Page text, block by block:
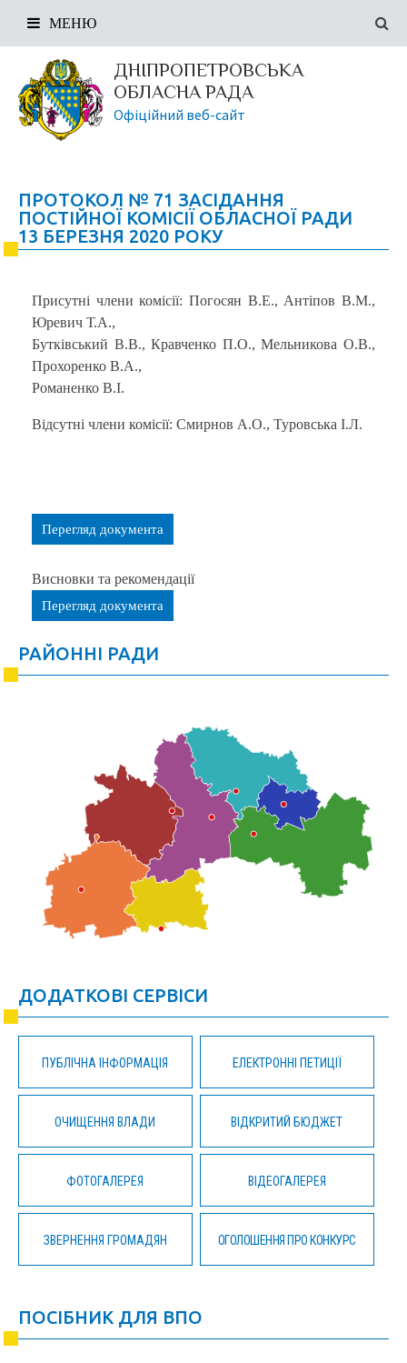
ДНІПРОПЕТРОВСЬКА
ОБЛАСНА РАДА
Офіційний веб-сайт
МЕНЮ
ПРОТОКОЛ № 71 ЗАСІДАННЯ
ПОСТІЙНОЇ КОМІСІЇ ОБЛАСНОЇ РАДИ
13 БЕРЕЗНЯ 2020 РОКУ
Присутні члени комісії: Погосян В.Е., Антіпов В.М.,
Юревич Т.А.,
Бутківський В.В., Кравченко П.О., Мельникова О.В.,
Прохоренко В.А.,
Романенко В.І.
Відсутні члени комісії: Смирнов А.О., Туровська І.Л.
Перегляд документа
Висновки та рекомендації
Перегляд документа
РАЙОННІ РАДИ
ДОДАТКОВІ СЕРВІСИ
ПУБЛІЧНА ІНФОРМАЦІЯ ЕЛЕКТРОННІ ПЕТИЦІЇ
ОЧИЩЕННЯ ВЛАДИ ВІДКРИТИЙ БЮДЖЕТ
ФОТОГАЛЕРЕЯ ВІДЕОГАЛЕРЕЯ
ЗВЕРНЕННЯ ГРОМАДЯН ОГОЛОШЕННЯ ПРО КОНКУРС
ПОСІБНИК ДЛЯ ВПО